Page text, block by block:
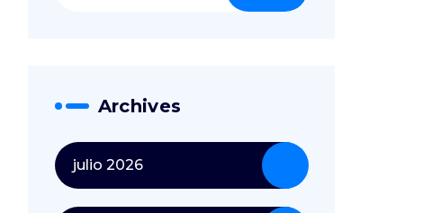
Archives
julio 2026